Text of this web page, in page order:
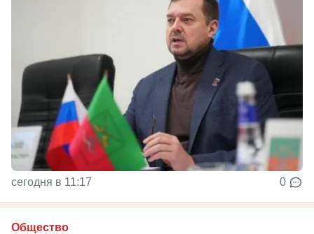
сегодня в 11:17 0
Общество